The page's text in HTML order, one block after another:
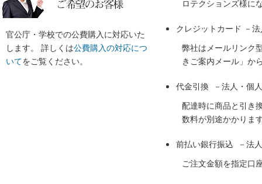
官公庁・学校での公費購入に対応いた
します。 詳しくは公費購入の対応につ
いてをご覧ください。
ロテクションズ様に
クレジットカード －
弊社はメールリンク
きご案内メール」か
代金引換 －法人・個
配達時に商品と引き
数料が別途かかりま
前払い銀行振込 －法
ご注文金額を指定口